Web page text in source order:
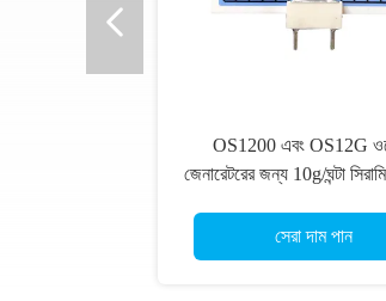
অপসারণ ঘ্রাণ ওজোন সিরামিক
ঘন্টা জন্য জীবাণুনাশক
সেরা দাম পান